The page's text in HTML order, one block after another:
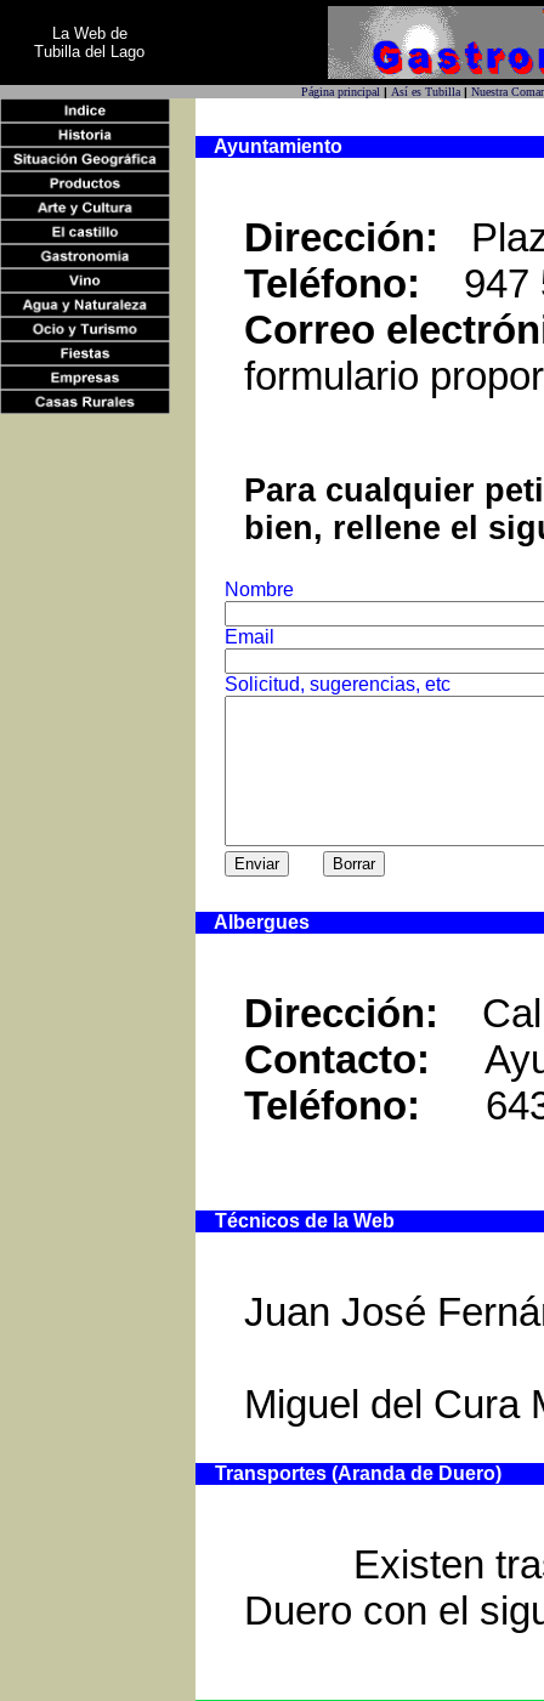
La Web de
Tubilla del Lago
Página principal | Así es Tubilla| Nuestra
Ayuntamiento
Dirección:
Teléfono: 947
Correo
formulario
Para cualquier
bien, rellene el
Nombre
Email
Solicitud, sugerencias, etc
Albergues
Dirección:
Contacto:
Teléfono: 643
Técnicos de la Web
Juan José
Miguel del Cura
Transportes (Aranda de Duero)
Existen
Duero con el